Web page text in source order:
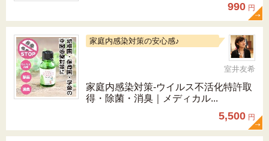
990 円
家庭内感染対策の安心感♪
室井友希
家庭内感染対策-ウイルス不活化特許取
得・除菌・消臭｜メディカル...
5,500 円